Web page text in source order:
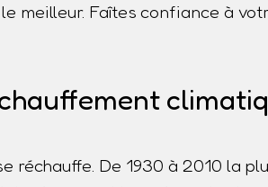
meilleur. Faîtes confiance à
réchauffe. De 1930 à 2010 la